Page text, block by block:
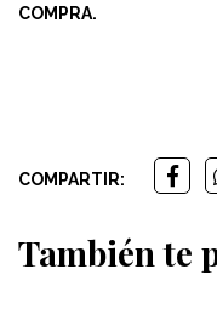
COMPRA.
COMPARTIR:
También te